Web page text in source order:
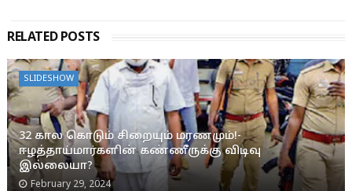
RELATED POSTS
SLIDESHOW
32 கால கொடும் சிறையும் மரணமும்!-
ஈழத்தாய்மார்களின் கண்ணீருக்கு விடிவு
இல்லையா?
February 29, 2024